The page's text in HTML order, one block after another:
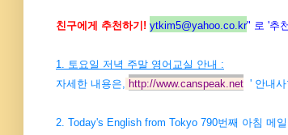
친구에게 추천하기! ytkim5@yahoo.co.kr" 로 '추
1. 토요일 저녁 주말 영어교실 안내 :
자세한 내용은, http://www.canspeak.net ' 안내
2. Today's English from Tokyo 790번째 아침 메